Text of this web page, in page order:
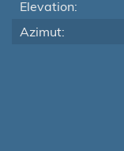
Elevation:
Azimut: